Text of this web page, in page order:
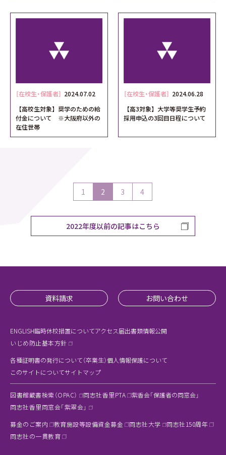
［在校生・保護者］ 2024.07.02
【高校生対象】奨学のための給
付金について ※大阪府以外の
在住世帯
［在校生・保護者］ 2024.06.28
【高3対象】大学等奨学生予約
採用申込の3回目日程について
1 2 3 4
2022年度以前の記事はこちら
資料請求 お問い合わせ
ENGLISH臨時休校措置についてアクセス届出書類情報公開
いじめ防止基本方針
各種証明書の発行について（卒業生）個人情報保護について
このサイトについてサイトマップ
図書館蔵書検索（OPAC） 同志社香里PTA
紫香会「保護者の同窓会」
同志社香里同窓会「紫翠会」
募金のご案内
教育施設等設備資金募金 同志社大学
同志社150周年
同志社の一貫教育